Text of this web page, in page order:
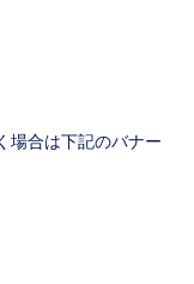
場合は下記のバナー